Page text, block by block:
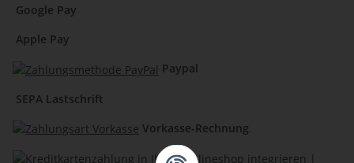
Google Pay
Apple Pay
Paypal
SEPA Lastschrift
Vorkasse-Rechnung